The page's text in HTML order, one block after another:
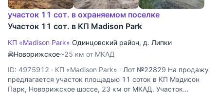
участок 11 сот. в охраняемом поселке
Участок 11 сот. в КП Madison Park
КП «Madison Park» Одинцовский район, д. Липки
Новорижское~25 км от МКАД
ID: 4975912 · КП «Madison Park» · Лот №22829 На продажу
предлагается участок площадью 11 соток в КП Мэдисон
Парк, Новорижское шоссе, 23 км от МКАД. Участок